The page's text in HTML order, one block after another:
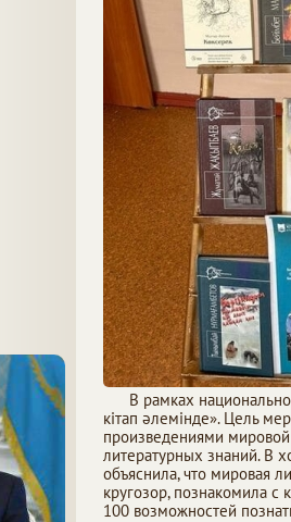
В рамках
кітап әлемінде». Цель
произведениями
литературных знаний. В
объяснила, что мировая
кругозор, познакомила с
100 возможностей